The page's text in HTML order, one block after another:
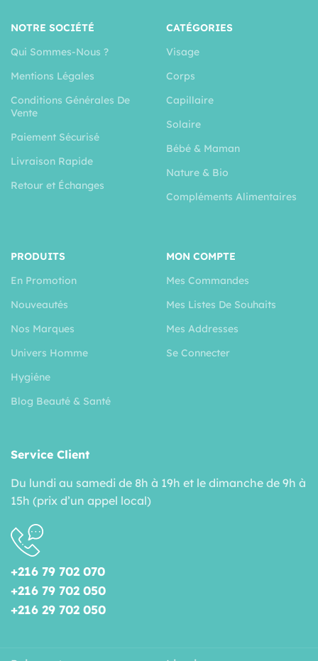
NOTRE SOCIÉTÉ
Qui Sommes-Nous ?
Mentions Légales
Conditions Générales De
Vente
Paiement Sécurisé
Livraison Rapide
Retour et Échanges
CATÉGORIES
Visage
Corps
Capillaire
Solaire
Bébé & Maman
Nature & Bio
Compléments Alimentaires
PRODUITS
En Promotion
Nouveautés
Nos Marques
Univers Homme
Hygiéne
Blog Beauté & Santé
MON COMPTE
Mes Commandes
Mes Listes De Souhaits
Mes Addresses
Se Connecter
Service Client
Du lundi au samedi de 8h à 19h et le dimanche de 9h à
15h (prix d’un appel local)
+216 79 702 070
+216 79 702 050
+216 29 702 050